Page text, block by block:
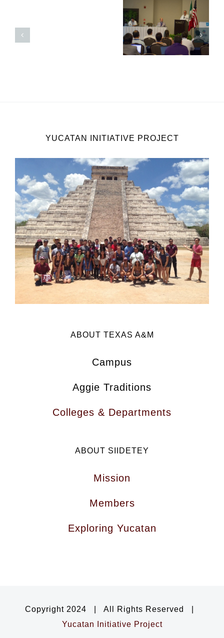
YUCATAN INITIATIVE PROJECT
ABOUT TEXAS A&M
Campus
Aggie Traditions
Colleges & Departments
ABOUT SIIDETEY
Mission
Members
Exploring Yucatan
Copyright 2024 | All Rights Reserved |
Yucatan Initiative Project